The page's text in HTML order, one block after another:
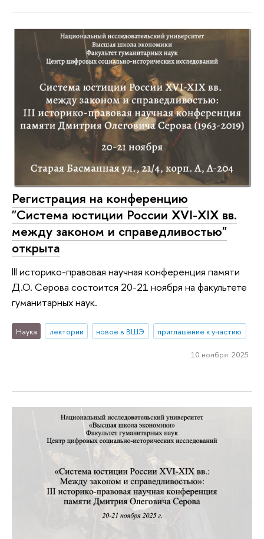
Регистрация на конференцию
"Система юстиции России XVI-XIX вв.
между законом и справедливостью"
открыта
III историко-правовая научная конференция памяти
Д.О. Серова состоится 20-21 ноября на факультете
гуманитарных наук.
Наука лектории новое в ВШЭ приглашение к участию
10 ноября 2025